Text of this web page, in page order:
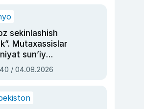
sekinlashish
Mutaxassislar
sun’iy
boshqara
qolishidan xavotir
/ 04.08.2026